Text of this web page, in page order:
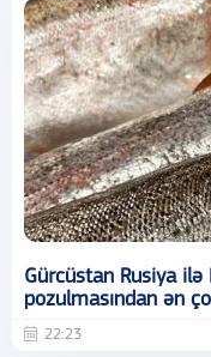
Gürcüstan Rusiya
pozulmasından ən
22:23